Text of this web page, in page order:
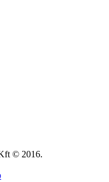
© 2016.